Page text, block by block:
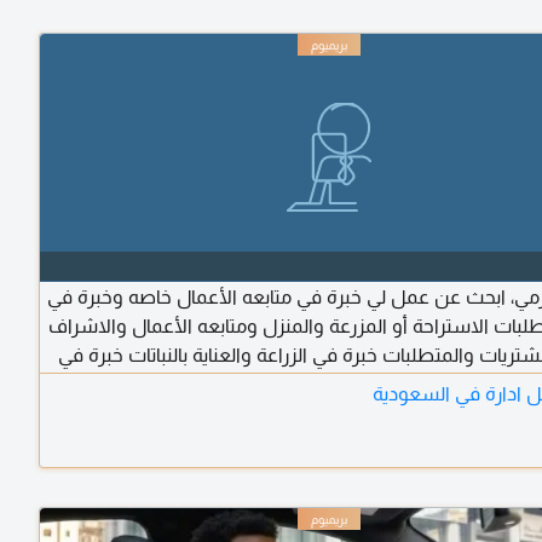
ابحث عن عمل لي خبرة في متابعه الأعمال خاصه وخبرة في
الاستراحة أو المزرعة والمنزل ومتابعه الأعمال والاشراف
والمتطلبات خبرة في الزراعة والعناية بالنباتات خبرة في
ورفع كشوفات الأعمال خبرة بالأسواق ومحلات الشراء
في السعودية